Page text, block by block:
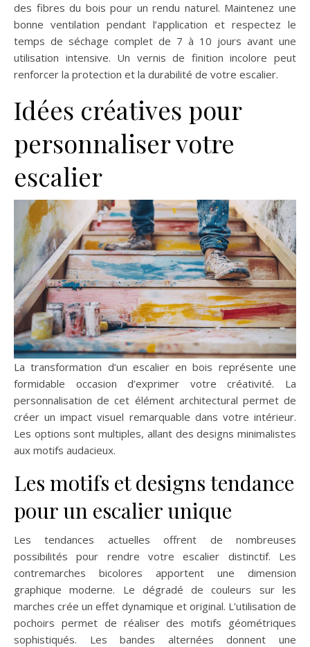
des fibres du bois pour un rendu naturel. Maintenez une
bonne ventilation pendant l’application et respectez le
temps de séchage complet de 7 à 10 jours avant une
utilisation intensive. Un vernis de finition incolore peut
renforcer la protection et la durabilité de votre escalier.
Idées créatives pour
personnaliser votre
escalier
La transformation d’un escalier en bois représente une
formidable occasion d’exprimer votre créativité. La
personnalisation de cet élément architectural permet de
créer un impact visuel remarquable dans votre intérieur.
Les options sont multiples, allant des designs minimalistes
aux motifs audacieux.
Les motifs et designs tendance
pour un escalier unique
Les tendances actuelles offrent de nombreuses
possibilités pour rendre votre escalier distinctif. Les
contremarches bicolores apportent une dimension
graphique moderne. Le dégradé de couleurs sur les
marches crée un effet dynamique et original. L’utilisation de
pochoirs permet de réaliser des motifs géométriques
sophistiqués. Les bandes alternées donnent une